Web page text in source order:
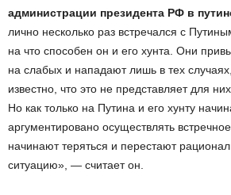
администрации президента РФ в
лично несколько раз встречался с
на что способен он и его хунта. Они
на слабых и нападают лишь в тех
известно, что это не представляет для
Но как только на Путина и его хунту
аргументировано осуществлять
начинают теряться и перестают
ситуацию», — считает он.